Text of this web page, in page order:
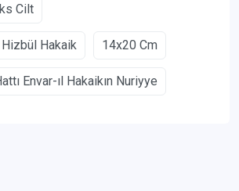
Cilt
Hakaik 14x20 Cm
Envar-ıl Hakaikın Nuriyye